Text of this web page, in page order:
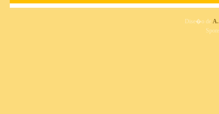
Dise�o de